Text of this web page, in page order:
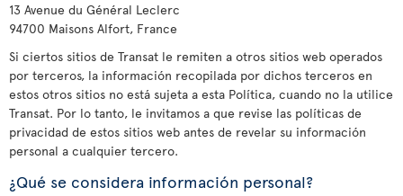
13 Avenue du Général Leclerc
94700 Maisons Alfort, France
Si ciertos sitios de Transat le remiten a otros sitios web operados
por terceros, la información recopilada por dichos terceros en
estos otros sitios no está sujeta a esta Política, cuando no la utilice
Transat. Por lo tanto, le invitamos a que revise las políticas de
privacidad de estos sitios web antes de revelar su información
personal a cualquier tercero.
¿Qué se considera información personal?